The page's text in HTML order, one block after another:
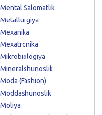
Mental Salomatlik
Metallurgiya
Mexanika
Mexatronika
Mikrobiologiya
Mineralshunoslik
Moda (Fashion)
Moddashunoslik
Moliya